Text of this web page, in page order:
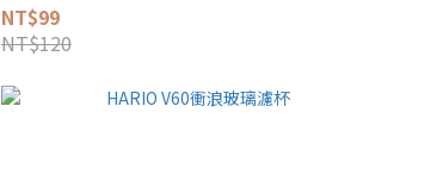
NT$99
NT$120